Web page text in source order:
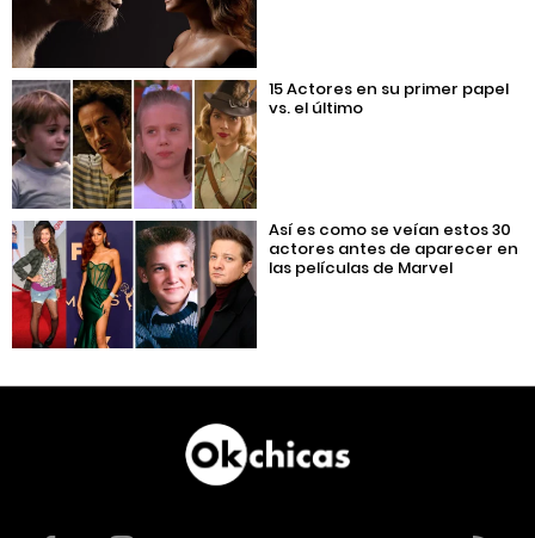
15 Actores en su primer papel
vs. el último
Así es como se veían estos 30
actores antes de aparecer en
las películas de Marvel